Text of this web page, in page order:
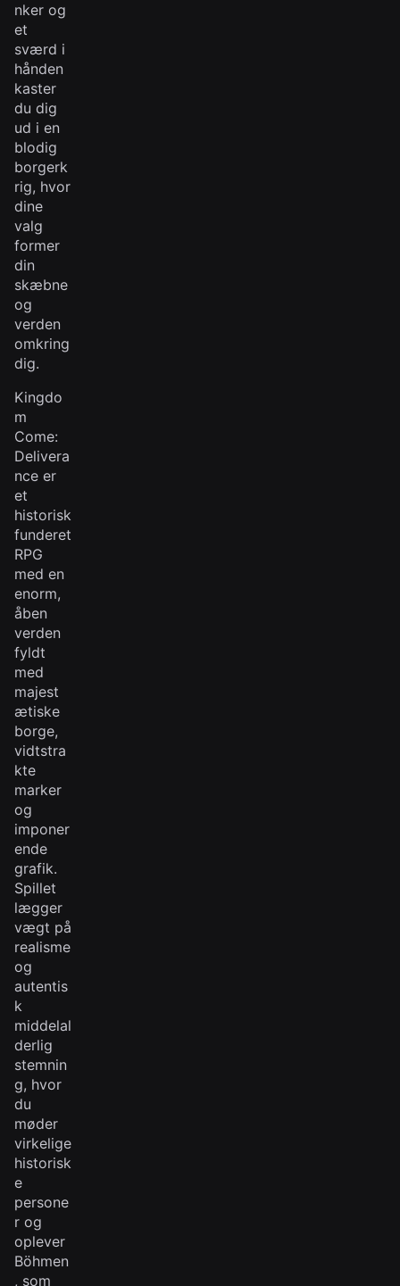
nker og
et
sværd i
hånden
kaster
du dig
ud i en
blodig
borgerk
rig, hvor
dine
valg
former
din
skæbne
og
verden
omkring
dig.
Kingdo
m
Come:
Delivera
nce er
et
historisk
funderet
RPG
med en
enorm,
åben
verden
fyldt
med
majest
ætiske
borge,
vidtstra
kte
marker
og
imponer
ende
grafik.
Spillet
lægger
vægt på
realisme
og
autentis
k
middelal
derlig
stemnin
g, hvor
du
møder
virkelige
historisk
e
persone
r og
oplever
Böhmen
, som